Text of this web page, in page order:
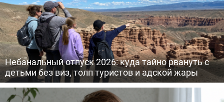
Небанальный отпуск 2026: куда тайно рвануть с
детьми без виз, толп туристов и адской жары